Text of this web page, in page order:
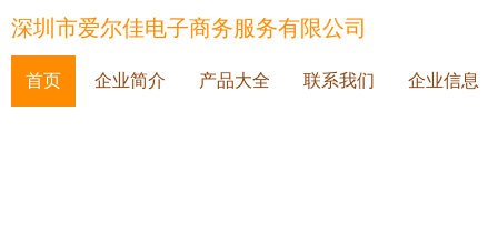
深圳市爱尔佳电子商务服务有限公司
首页 企业简介 产品大全 联系我们 企业信息